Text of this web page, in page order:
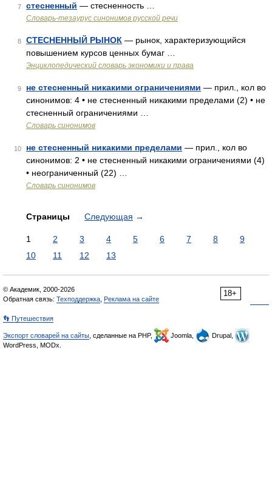
7 стесненный — стесненность …
Словарь-тезаурус синонимов русской речи
8 СТЕСНЕННЫЙ РЫНОК — рынок, характеризующийся
повышением курсов ценных бумаг …
Энциклопедический словарь экономики и права
9 не стесненный никакими ограничениями — прил., кол во
синонимов: 4 • не стесненный никакими пределами (2) • не
стесненный ограничениями …
Словарь синонимов
10 не стесненный никакими пределами — прил., кол во
синонимов: 2 • не стесненный никакими ограничениями (4)
• неограниченный (22) …
Словарь синонимов
Страницы Следующая →
1 2 3 4 5 6 7 8
9
10
11 12 13
18+
© Академик, 2000-2026
Обратная связь: Техподдержка Реклама на сайте
👣 Путешествия
Экспорт словарей на сайты , сделанные на PHP, Joomla,
Drupal,
WordPress, MODx.